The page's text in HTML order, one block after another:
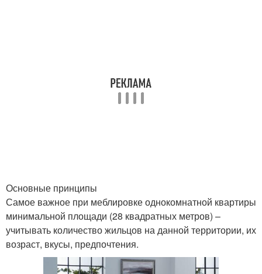
Основные принципы
Самое важное при меблировке однокомнатной квартиры
минимальной площади (28 квадратных метров) –
учитывать количество жильцов на данной территории, их
возраст, вкусы, предпочтения.